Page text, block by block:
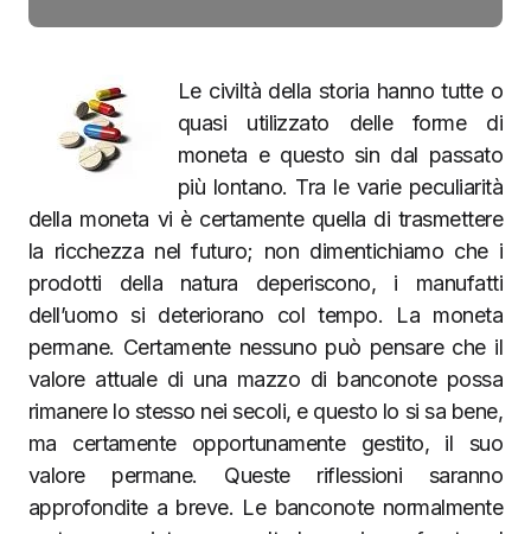
Le civiltà della storia hanno tutte o
quasi utilizzato delle forme di
moneta e questo sin dal passato
più lontano. Tra le varie peculiarità
della moneta vi è certamente quella di trasmettere
la ricchezza nel futuro; non dimentichiamo che i
prodotti della natura deperiscono, i manufatti
dell’uomo si deteriorano col tempo. La moneta
permane. Certamente nessuno può pensare che il
valore attuale di una mazzo di banconote possa
rimanere lo stesso nei secoli, e questo lo si sa bene,
ma certamente opportunamente gestito, il suo
valore permane. Queste riflessioni saranno
approfondite a breve. Le banconote normalmente